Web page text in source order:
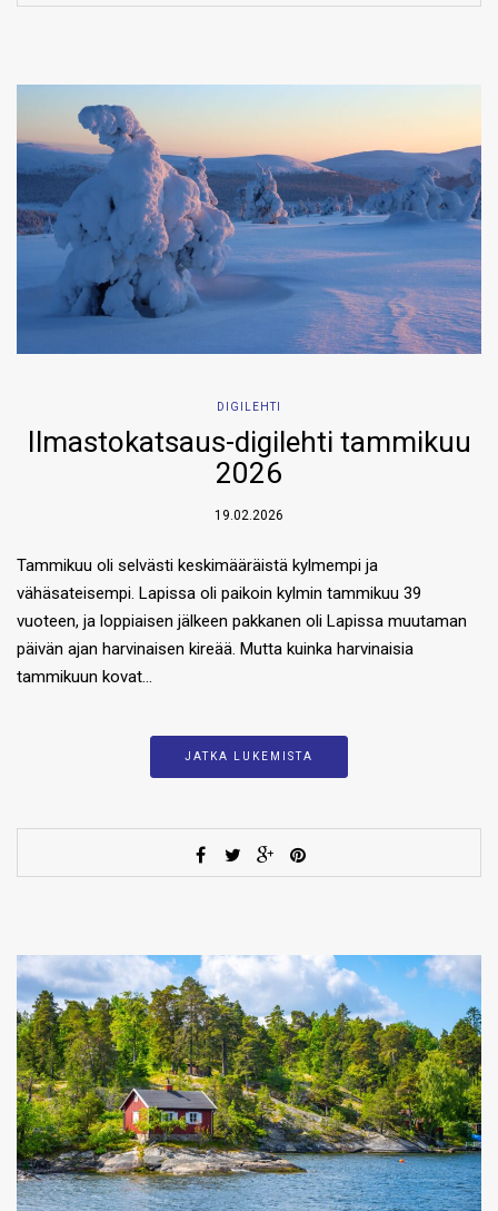
DIGILEHTI
Ilmastokatsaus-digilehti tammikuu
2026
19.02.2026
Tammikuu oli selvästi keskimääräistä kylmempi ja
vähäsateisempi. Lapissa oli paikoin kylmin tammikuu 39
vuoteen, ja loppiaisen jälkeen pakkanen oli Lapissa muutaman
päivän ajan harvinaisen kireää. Mutta kuinka harvinaisia
tammikuun kovat…
JATKA LUKEMISTA